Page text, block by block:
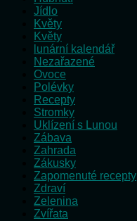
Jídlo
Květy
Květy
lunární kalendář
Nezařazené
Ovoce
Polévky
Recepty
Stromky
Uklízení s Lunou
Zábava
Zahrada
Zákusky
Zapomenuté recepty
Zdraví
Zelenina
Zvířata